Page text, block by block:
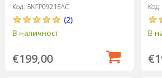
Код: 5KFP0921EAC
(2)
В наличност
€199,00
Код:
В